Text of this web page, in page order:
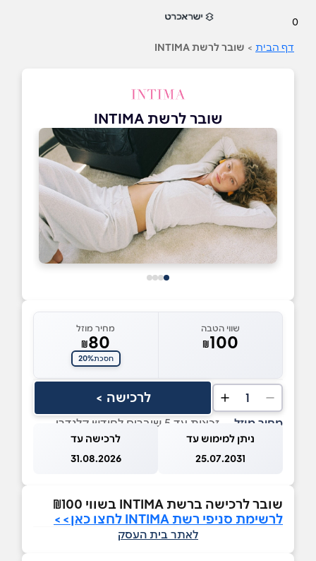
0
דף הבית > שובר לרשת INTIMA
שובר לרשת INTIMA
שווי הטבה
₪100
מחיר מוזל
₪80
חסכת20%
1 לרכישה >
מחיר מוזל — זכאות עד 5 שוברים לחודש קלנדרי
ניתן למימוש עד
25.07.2031
לרכישה עד
31.08.2026
שובר לרכישה ברשת INTIMA בשווי ₪100
לרשימת סניפי רשת INTIMA לחצו כאן>>
לאתר בית העסק